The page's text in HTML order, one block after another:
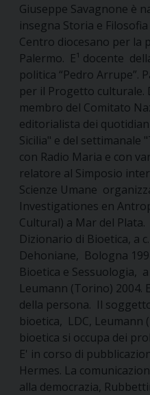
Giuseppe Savagnone è
insegna Storia e
Centro diocesano per la
Palermo. E¹ docente
politica “Pedro Arrupe”.
per il Progetto culturale.
membro del Comitato
editorialista dei
Sicilia" e del settimanale
con Radio Maria e con
relatore al Simposio
Scienze Umane
Investigationes en
Cultural) a Mar del
Dizionario di Bioetica, a
Dehoniane, Bologna
Bioetica e Sessuologia,
Leumann (Torino)
della persona. Il
bioetica, LDC, Leumann
bioetica si occupa dei
E' in corso di
Hermes. La
alla democrazia,